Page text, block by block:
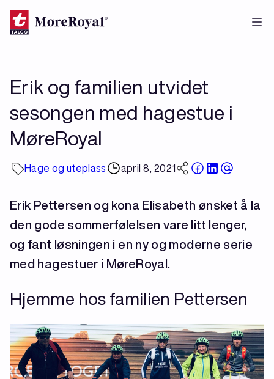
Hopp
Erik og familien utvidet
sesongen med hagestue i
MøreRoyal
Hage og uteplass april 8, 2021
Erik Pettersen og kona Elisabeth ønsket å la
den gode sommerfølelsen vare litt lenger,
og fant løsningen i en ny og moderne serie
med hagestuer i MøreRoyal.
Hjemme hos familien Pettersen